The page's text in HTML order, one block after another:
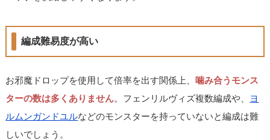
編成難易度が高い
お邪魔ドロップを使用して倍率を出す関係上、 噛み合うモンス
ターの数は多くありません。フェンリルヴィズ複数編成や、 ヨ
ルムンガンドユルなどのモンスターを持っていないと編成は難
しいでしょう。